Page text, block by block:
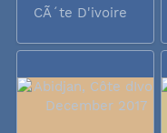
2017
CÃ´te D'ivoire